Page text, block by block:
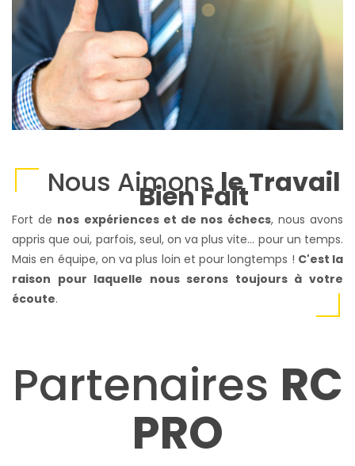
Nous Aimonsle Travail
Bien Fait
Fort de nos expériences et de nos échecs, nous avons
appris que oui, parfois, seul, on va plus vite... pour un temps.
Mais en équipe, on va plus loin et pour longtemps ! C'est la
raison pour laquelle nous serons toujours à votre
écoute.
Partenaires RC
PRO